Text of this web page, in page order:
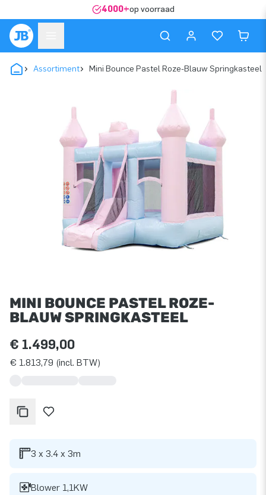
4000+op voorraad
Assortiment Mini Bounce Pastel Roze-Blauw Springkasteel
MINI BOUNCE PASTEL ROZE-
BLAUW SPRINGKASTEEL
€ 1.499,00
€ 1.813,79 (incl. BTW)
3 x 3.4 x 3m
Blower 1,1KW